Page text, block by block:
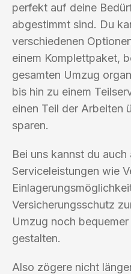
perfekt auf deine
abgestimmt sind. Du
verschiedenen
einem Komplettpaket,
gesamten Umzug
bis hin zu einem
einen Teil der Arbeiten
sparen.
Bei uns kannst du
Serviceleistungen wie
Versicherungsschutz
Umzug noch
gestalten.
Also zögere nicht